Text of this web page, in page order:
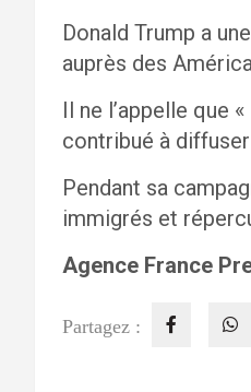
Donald Trump a
auprès des
Il ne l’appelle que
contribué à
Pendant sa
immigrés et
Agence France
Partagez :